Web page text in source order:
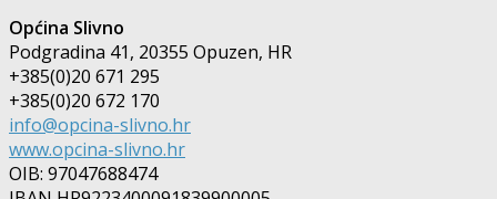
Općina Slivno
Podgradina 41, 20355 Opuzen, HR
+385(0)20 671 295
+385(0)20 672 170
info@opcina-slivno.hr
www.opcina-slivno.hr
OIB: 97047688474